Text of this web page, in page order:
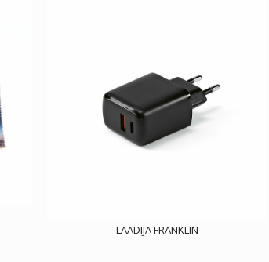
LAADIJA FRANKLIN